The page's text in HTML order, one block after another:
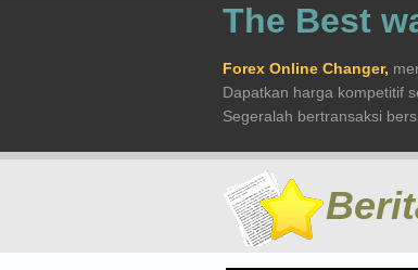
The Best
Forex Online Changer,
Dapatkan harga kompetitif
Segeralah bertransaksi